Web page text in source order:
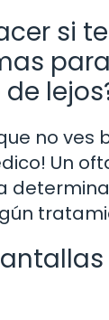
si
no ves
Un